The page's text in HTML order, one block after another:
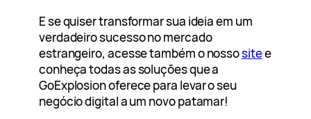
E se quiser transformar sua ideia em um
verdadeiro sucesso no mercado
estrangeiro, acesse também o nossositee
conheça todas as soluções que a
GoExplosion oferece para levar o seu
negócio digital a um novo patamar!